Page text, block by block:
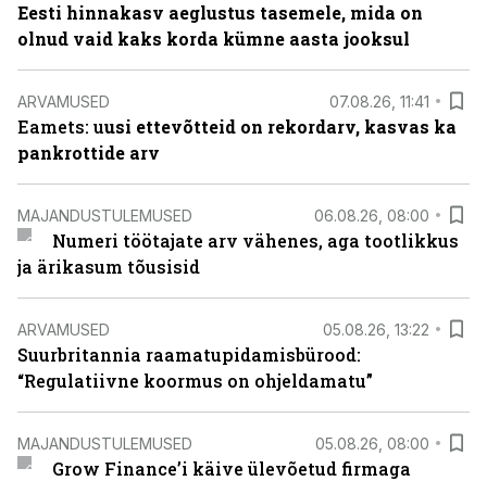
Eesti hinnakasv aeglustus tasemele, mida on
olnud vaid kaks korda kümne aasta jooksul
ARVAMUSED 07.08.26, 11:41
Eamets: uusi ettevõtteid on rekordarv, kasvas ka
pankrottide arv
MAJANDUSTULEMUSED 06.08.26, 08:00
Numeri töötajate arv vähenes, aga tootlikkus
ja ärikasum tõusisid
ARVAMUSED 05.08.26, 13:22
Suurbritannia raamatupidamisbürood:
“Regulatiivne koormus on ohjeldamatu”
MAJANDUSTULEMUSED 05.08.26, 08:00
Grow Finance’i käive ülevõetud firmaga